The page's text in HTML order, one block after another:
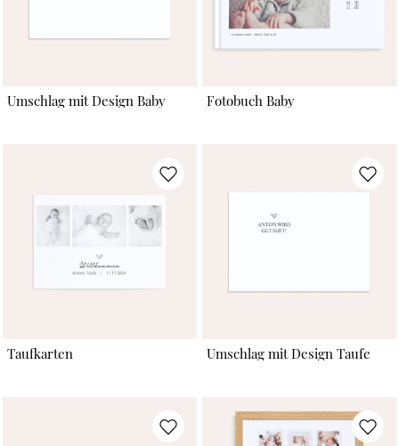
Umschlag mit Design Baby Fotobuch Baby
Taufkarten Umschlag mit Design Taufe